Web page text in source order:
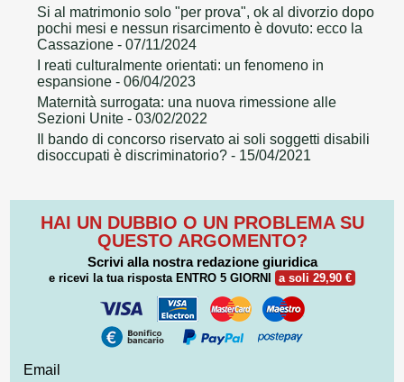
Si al matrimonio solo "per prova", ok al divorzio dopo
pochi mesi e nessun risarcimento è dovuto: ecco la
Cassazione - 07/11/2024
I reati culturalmente orientati: un fenomeno in
espansione - 06/04/2023
Maternità surrogata: una nuova rimessione alle
Sezioni Unite - 03/02/2022
Il bando di concorso riservato ai soli soggetti disabili
disoccupati è discriminatorio? - 15/04/2021
HAI UN DUBBIO O UN PROBLEMA SU
QUESTO ARGOMENTO?
Scrivi alla nostra redazione giuridica
e ricevi la tua risposta ENTRO 5 GIORNI a soli 29,90 €
Email